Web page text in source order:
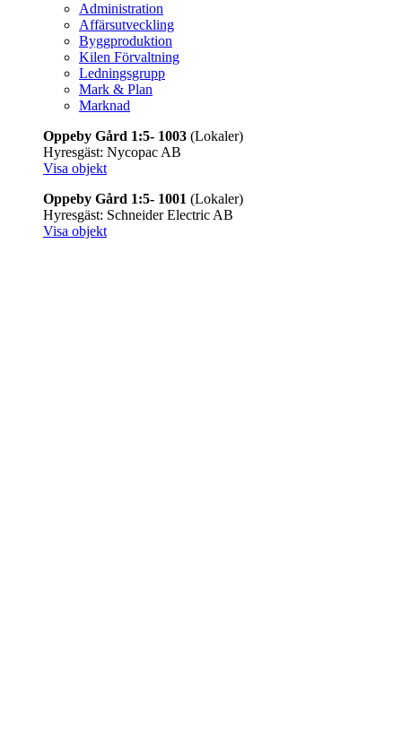
Administration
Affärsutveckling
Byggproduktion
Kilen Förvaltning
Ledningsgrupp
Mark & Plan
Marknad
Oppeby Gård 1:5- 1003 (Lokaler)
Hyresgäst: Nycopac AB
Visa objekt
Oppeby Gård 1:5- 1001 (Lokaler)
Hyresgäst: Schneider Electric AB
Visa objekt